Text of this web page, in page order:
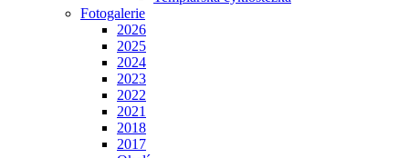
Fotogalerie
2026
2025
2024
2023
2022
2021
2018
2017